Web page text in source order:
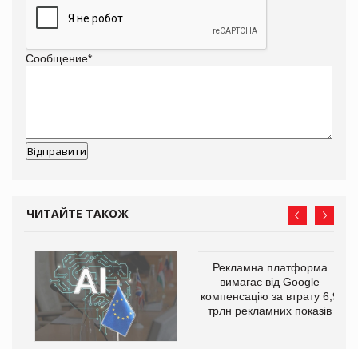
Сообщение*
ЧИТАЙТЕ ТАКОЖ
Рекламна платформа
вимагає від Google
компенсацію за втрату 6,9
трлн рекламних показів